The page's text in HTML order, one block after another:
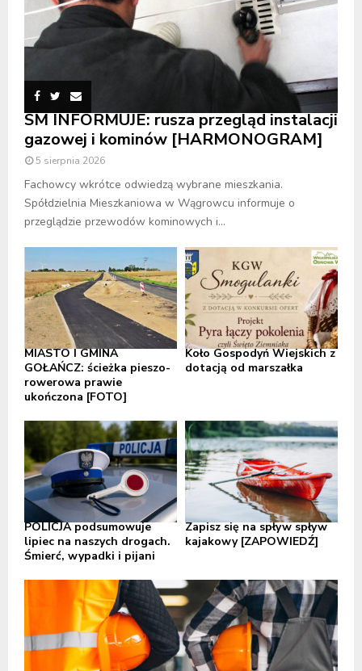
SM INFORMUJE: rusza przegląd instalacji
gazowej i kominów [HARMONOGRAM]
5 sierpnia 2026
Fachowcy wkrótce odwiedzą wybrane mieszkania.
Spółdzielnia Mieszkaniowa w Wągrowcu informuje o
przeglądzie przewodów kominowych i...
MIASTO I GMINA
GOŁAŃCZ: ścieżka pieszo-
rowerowa prawie
ukończona [FOTO]
Koło Gospodyń Wiejskich z
dotacją od marszałka
POLICJA podsumowuje
lipiec na naszych drogach.
Śmierć, wypadki i pijani
Zapisz się na spływ spływ
kajakowy [ZAPOWIEDŹ]